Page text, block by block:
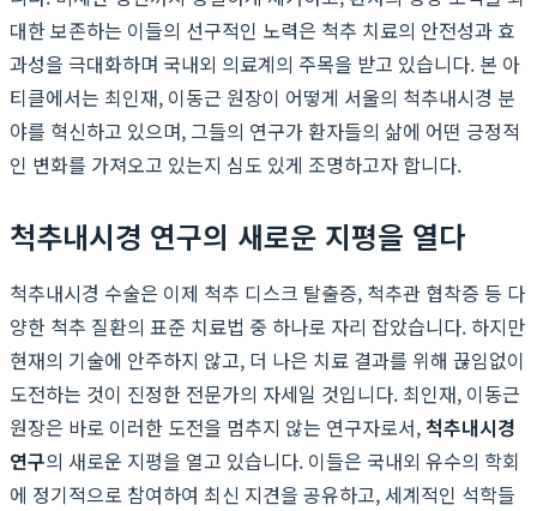
대한 보존하는 이들의 선구적인 노력은 척추 치료의 안전성과 효
과성을 극대화하며 국내외 의료계의 주목을 받고 있습니다. 본 아
티클에서는 최인재, 이동근 원장이 어떻게 서울의 척추내시경 분
야를 혁신하고 있으며, 그들의 연구가 환자들의 삶에 어떤 긍정적
인 변화를 가져오고 있는지 심도 있게 조명하고자 합니다.
척추내시경 연구의 새로운 지평을 열다
척추내시경 수술은 이제 척추 디스크 탈출증, 척추관 협착증 등 다
양한 척추 질환의 표준 치료법 중 하나로 자리 잡았습니다. 하지만
현재의 기술에 안주하지 않고, 더 나은 치료 결과를 위해 끊임없이
도전하는 것이 진정한 전문가의 자세일 것입니다. 최인재, 이동근
원장은 바로 이러한 도전을 멈추지 않는 연구자로서, 척추내시경
연구의 새로운 지평을 열고 있습니다. 이들은 국내외 유수의 학회
에 정기적으로 참여하여 최신 지견을 공유하고, 세계적인 석학들